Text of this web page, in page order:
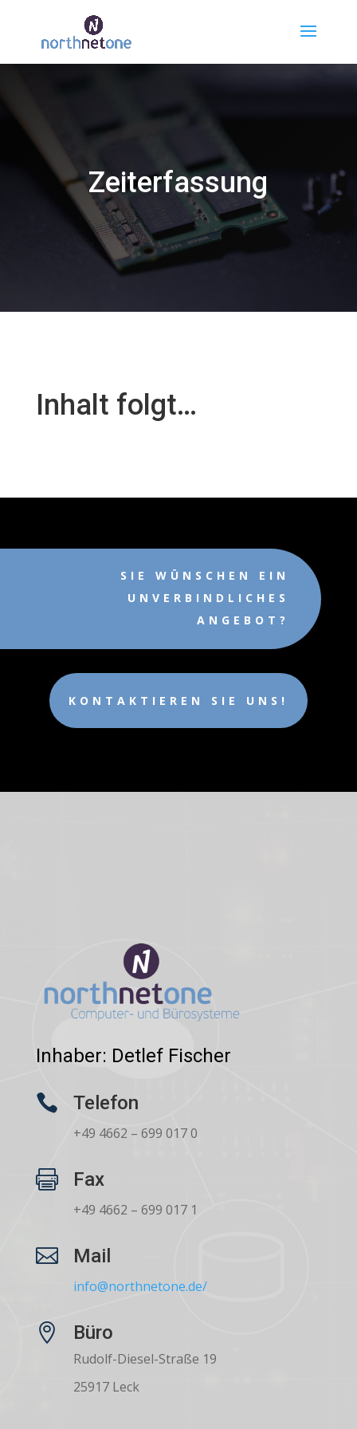
Zeiterfassung
Inhalt folgt…
SIE WÜNSCHEN EIN
UNVERBINDLICHES
ANGEBOT?
KONTAKTIEREN SIE UNS!
Inhaber: Detlef Fischer
 Telefon
+49 4662 – 699 017 0
 Fax
+49 4662 – 699 017 1
 Mail
info@northnetone.de/
 Büro
Rudolf-Diesel-Straße 19
25917 Leck